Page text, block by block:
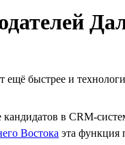
быстрее и
в CRM-
Востока эта функция